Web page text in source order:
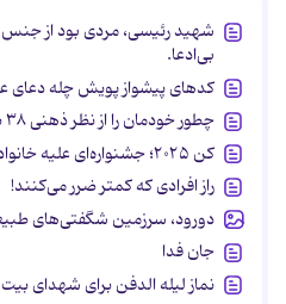
شهید رئیسی، مردی بود از جنس
بی‌ادعا.
کدهای پیشواز پویش چله دعای
چطور خودمان را از نظر ذهنی ۳۸ برابر قوی‌تر کنیم؟
کن ۲۰۲۵؛ جشنواره‌ای علیه خانواده
راز افرادی که کمتر ضرر می‌کنند!
دورود، سرزمین شگفتی‌های
جان فدا
نماز لیله الدفن برای شهدای